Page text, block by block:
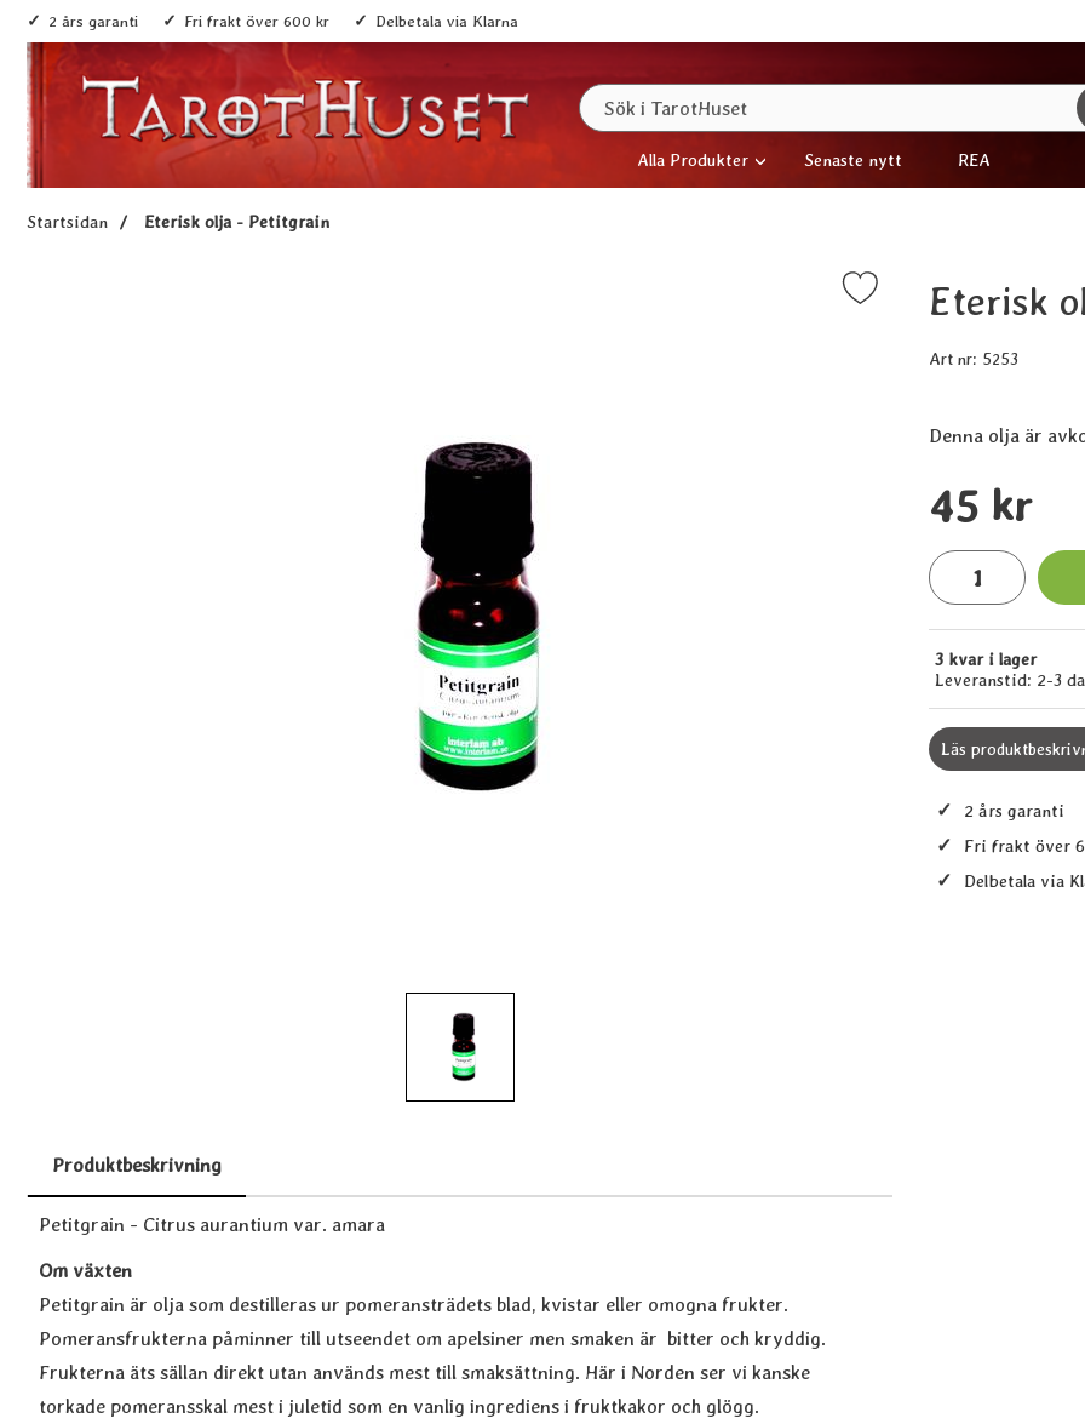
2 års garanti Fri frakt över 600 kr Delbetala via Klarna
Sök
Alla Produkter Senaste nytt REA
Startsidan Eterisk olja - Petitgrain
Markera eterisk olja - Petitgrain som favorit
Eterisk
Art nr: 5253
Denna olja är
pris
45 kr
antal
Tillgänglighet:
3 kvar i lager
Leveranstid: 2-3
Läs
✓ 2 års garanti
✓ Fri frakt över
✓ Delbetala via
Produktbeskrivning
Produktbeskrivning
Petitgrain - Citrus aurantium var. amara
Om växten
Petitgrain är olja som destilleras ur pomeransträdets blad, kvistar eller omogna frukter.
Pomeransfrukterna påminner till utseendet om apelsiner men smaken är bitter och kryddig.
Frukterna äts sällan direkt utan används mest till smaksättning. Här i Norden ser vi kanske
torkade pomeransskal mest i juletid som en vanlig ingrediens i fruktkakor och glögg.